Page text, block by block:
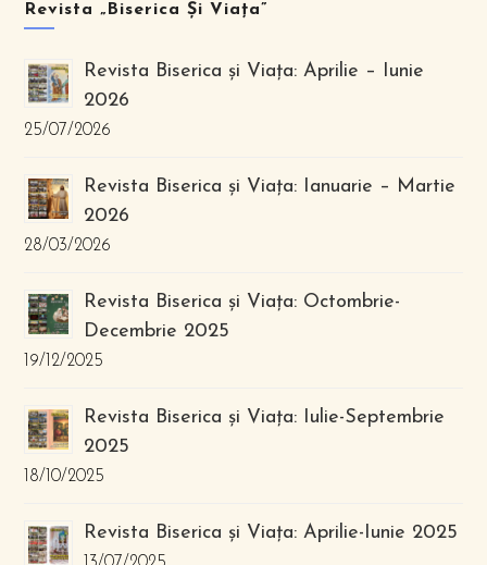
Revista „Biserica Și Viața”
Revista Biserica și Viața: Aprilie – Iunie
2026
25/07/2026
Revista Biserica și Viața: Ianuarie – Martie
2026
28/03/2026
Revista Biserica și Viața: Octombrie-
Decembrie 2025
19/12/2025
Revista Biserica și Viața: Iulie-Septembrie
2025
18/10/2025
Revista Biserica și Viața: Aprilie-Iunie 2025